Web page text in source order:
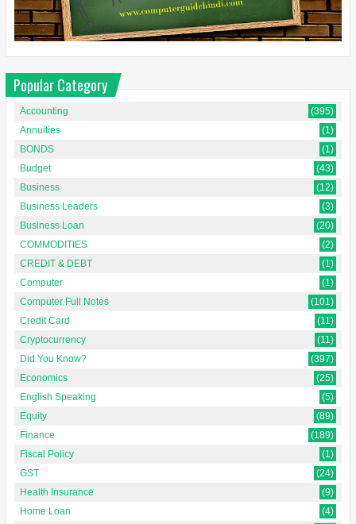
Popular Category
Accounting
(395)
Annuities
(1)
BONDS
(1)
Budget
(43)
Business
(12)
Business Leaders
(3)
Business Loan
(20)
COMMODITIES
(2)
CREDIT & DEBT
(1)
Computer
(1)
Computer Full Notes
(101)
Credit Card
(11)
Cryptocurrency
(11)
Did You Know?
(397)
Economics
(25)
English Speaking
(5)
Equity
(89)
Finance
(189)
Fiscal Policy
(1)
GST
(24)
Health Insurance
(9)
Home Loan
(4)